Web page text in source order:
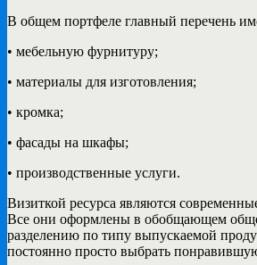
В общем портфеле главный перечень
• мебельную фурнитуру;
• материалы для изготовления;
• кромка;
• фасады на шкафы;
• производственные услуги.
Визиткой ресурса являются
Все они оформлены в обобщающем
разделению по типу выпускаемой
постоянно просто выбрать